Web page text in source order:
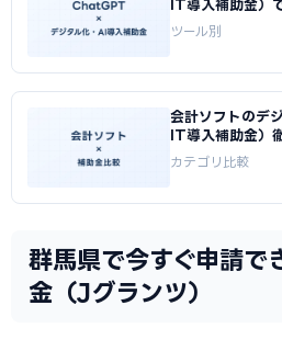
IT導入補助金）
版】
ツール別
会計ソフトのデ
IT導入補助金）
カテゴリ比較
群馬県で今すぐ申請で
金（Jグランツ）